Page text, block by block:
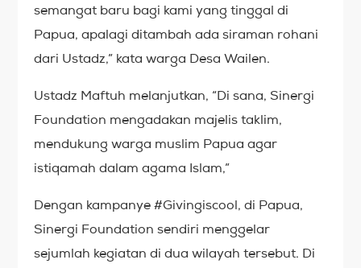
semangat baru bagi kami yang tinggal di
Papua, apalagi ditambah ada siraman rohani
dari Ustadz,” kata warga Desa Wailen.
Ustadz Maftuh melanjutkan, “Di sana, Sinergi
Foundation mengadakan majelis taklim,
mendukung warga muslim Papua agar
istiqamah dalam agama Islam,”
Dengan kampanye #Givingiscool, di Papua,
Sinergi Foundation sendiri menggelar
sejumlah kegiatan di dua wilayah tersebut. Di